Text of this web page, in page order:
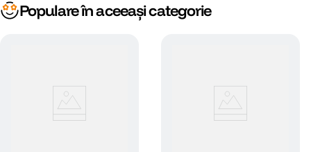
Populare în aceeași categorie